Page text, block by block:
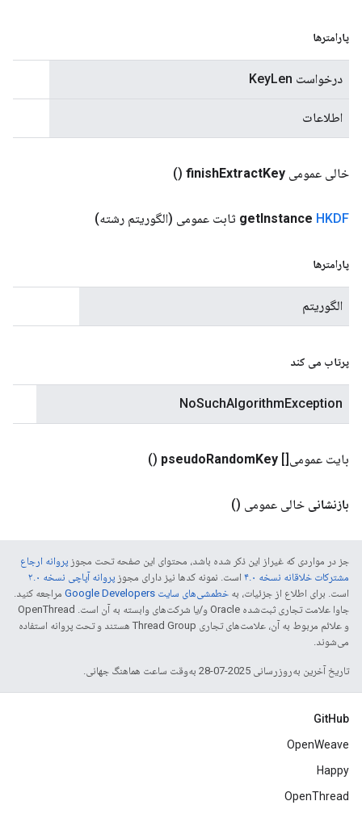
پارامترها
درخواست KeyLen
اطلاعات
خالی عمومی finishExtractKey
()
getInstance HKDF ثابت عمومی (الگوریتم رشته)
پارامترها
الگوریتم
پرتاب می کند
NoSuchAlgorithmException
بایت عمومی[] pseudoRandomKey
()
بازنشانی خالی عمومی ()
جز در مواردی که غیراز این ذکر شده باشد، محتوای این صفحه تحت مجوز پروانه ارجاع
مشترکات خلاقانه نسخه ۴.۰
است. نمونه کدها نیز دارای مجوز پروانه آپاچی نسخه ۲.۰
است. برای اطلاع از جزئیات، به خطمشی‌های سایت Google Developers‏
مراجعه کنید.
جاوا علامت تجاری ثبت‌شده Oracle و/یا شرکت‌های وابسته به آن است. ‫OpenThread
و علائم مربوط به آن، علامت‌های تجاری Thread Group هستند و تحت پروانه استفاده
می‌شوند.
تاریخ آخرین به‌روزرسانی 2025-07-28 به‌وقت ساعت هماهنگ جهانی.
GitHub
OpenWeave
Happy
OpenThread